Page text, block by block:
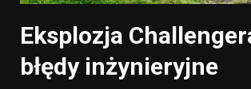
Eksplozja
błędy inżynieryjne